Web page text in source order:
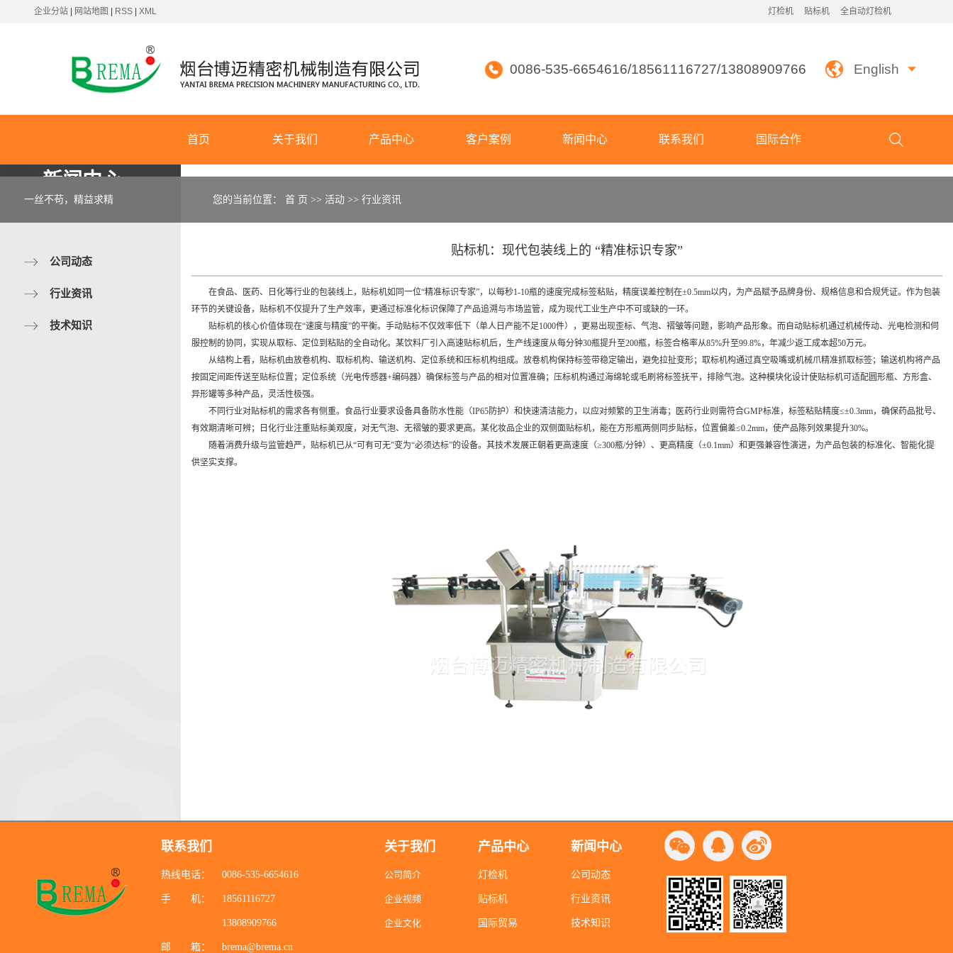
企业分站 网站地图 RSS XML 灯检机 贴标机 全自动灯检机
English
0086-535-6654616/18561116727/13808909766
首页 关于我们
公司简介
企业视频
产品中心
灯检机
贴标机
客户案例 新闻中心 联系我们 国际合作
新闻中心
一丝不苟，精益求精
公司动态
行业资讯
技术知识
您的当前位置： 首 页 >> 活动 >>行业资讯
贴标机：现代包装线上的 “精准标识专家”
在食品、医药、日化等行业的包装线上，贴标机如同一位“精准标识专家”，以每秒1-10瓶的速度完成标签粘贴，精度误差控制在±0.5mm以内，为产品赋予品牌身份、规格信息和合规凭证。作为包装
环节的关键设备，贴标机不仅提升了生产效率，更通过标准化标识保障了产品追溯与市场监管，成为现代工业生产中不可或缺的一环。
贴标机的核心价值体现在“速度与精度”的平衡。手动贴标不仅效率低下（单人日产能不足1000件），更易出现歪标、气泡、褶皱等问题，影响产品形象。而自动贴标机通过机械传动、光电检测和伺
服控制的协同，实现从取标、定位到粘贴的全自动化。某饮料厂引入高速贴标机后，生产线速度从每分钟30瓶提升至200瓶，标签合格率从85%升至99.8%，年减少返工成本超50万元。
从结构上看，贴标机由放卷机构、取标机构、输送机构、定位系统和压标机构组成。放卷机构保持标签带稳定输出，避免拉扯变形；取标机构通过真空吸嘴或机械爪精准抓取标签；输送机构将产品
按固定间距传送至贴标位置；定位系统（光电传感器+编码器）确保标签与产品的相对位置准确；压标机构通过海绵轮或毛刷将标签抚平，排除气泡。这种模块化设计使贴标机可适配圆形瓶、方形盒、
异形罐等多种产品，灵活性极强。
不同行业对贴标机的需求各有侧重。食品行业要求设备具备防水性能（IP65防护）和快速清洁能力，以应对频繁的卫生消毒；医药行业则需符合GMP标准，标签粘贴精度≤±0.3mm，确保药品批号、
有效期清晰可辨；日化行业注重贴标美观度，对无气泡、无褶皱的要求更高。某化妆品企业的双侧面贴标机，能在方形瓶两侧同步贴标，位置偏差≤0.2mm，使产品陈列效果提升30%。
随着消费升级与监管趋严，贴标机已从“可有可无”变为“必须达标”的设备。其技术发展正朝着更高速度（≥300瓶/分钟）、更高精度（±0.1mm）和更强兼容性演进，为产品包装的标准化、智能化提
供坚实支撑。
联系我们
热线电话： 0086-535-6654616
手 机： 18561116727
13808909766
邮 箱： brema@brema.cn
关于我们
公司简介
企业视频
企业文化
产品中心
灯检机
贴标机
国际贸易
新闻中心
公司动态
行业资讯
技术知识